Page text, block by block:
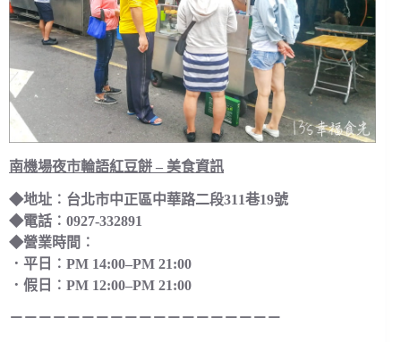
南機場夜市輪語紅豆餅 – 美食資訊
◆地址︰台北市中正區中華路二段311巷19號
◆電話︰0927-332891
◆營業時間︰
．平日︰PM 14:00–PM 21:00
．假日︰PM 12:00–PM 21:00
－－－－－－－－－－－－－－－－－－－